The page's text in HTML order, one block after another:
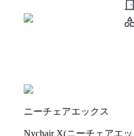
ニーチェアエックス
Nychair X(ニーチェアエ